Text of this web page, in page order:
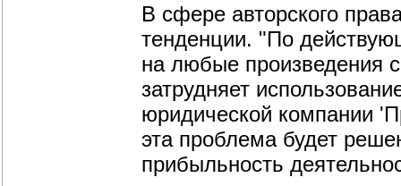
В сфере авторского
тенденции. "По
на любые произведения
затрудняет
юридической компании
эта проблема будет
прибыльность